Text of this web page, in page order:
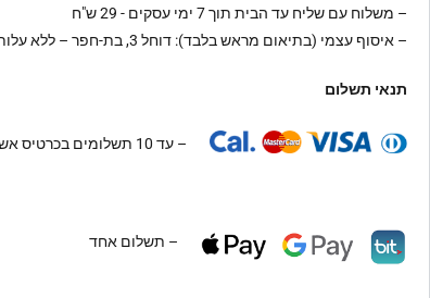
– משלוח עם שליח עד הבית תוך 7 ימי עסקים - 29 ש"ח
– איסוף עצמי (בתיאום מראש בלבד): דוחל 3, בת-חפר – ללא עלות
תנאי תשלום
– עד 10 תשלומים בכרטיס אשראי
– תשלום אחד